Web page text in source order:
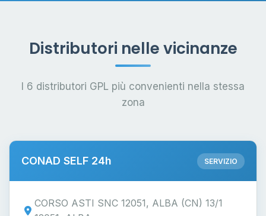
Distributori nelle vicinanze
I 6 distributori GPL più convenienti nella stessa
zona
CONAD SELF 24h SERVIZIO
CORSO ASTI SNC 12051, ALBA (CN) 13/1